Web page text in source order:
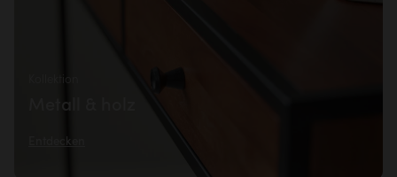
Metall & holz
Entdecken